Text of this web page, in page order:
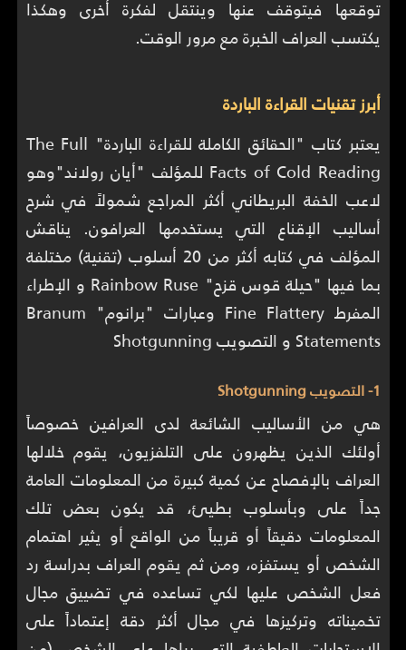
توقعها فيتوقف عنها وينتقل لفكرة أخرى وهكذا
يكتسب العراف الخبرة مع مرور الوقت.
أبرز تقنيات القراءة الباردة
يعتبر كتاب "الحقائق الكاملة للقراءة الباردة" The Full
Facts of Cold Reading للمؤلف "أيان رولاند"وهو
لاعب الخفة البريطاني أكثر المراجع شمولاً في شرح
أساليب الإقناع التي يستخدمها العرافون. يناقش
المؤلف في كتابه أكثر من 20 أسلوب (تقنية) مختلفة
بما فيها "حيلة قوس قزح" Rainbow Ruse و الإطراء
المفرط Fine Flattery وعبارات "برانوم" Branum
Statements و التصويب Shotgunning
1- التصويب Shotgunning
هي من الأساليب الشائعة لدى العرافين خصوصاً
أولئك الذين يظهرون على التلفزيون، يقوم خلالها
العراف بالإفصاح عن كمية كبيرة من المعلومات العامة
جداً على وبأسلوب بطيئ، قد يكون بعض تلك
المعلومات دقيقاً أو قريباً من الواقع أو يثير اهتمام
الشخص أو يستفزه، ومن ثم يقوم العراف بدراسة رد
فعل الشخص عليها لكي تساعده في تضييق مجال
تخميناته وتركيزها في مجال أكثر دقة إعتماداً على